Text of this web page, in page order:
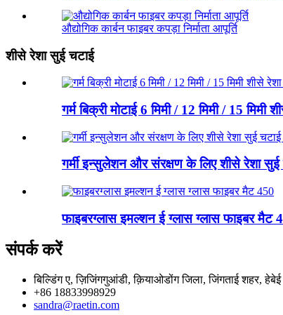
औद्योगिक कार्बन फाइबर कपड़ा निर्माता आपूर्ति
शीसे रेशा सुई चटाई
गर्म बिक्री मोटाई 6 मिमी / 12 मिमी / 15 मिमी
गर्मी इन्सुलेशन और संरक्षण के लिए शीसे रेशा सुई
फाइबरग्लास इमल्शन ई ग्लास ग्लास फाइबर मैट
संपर्क करें
बिल्डिंग ए, ज़िजिंगगुआंडी, क़ियाओडोंग जिला, जिंगताई शहर, हेबेई
+86 18833998929
sandra@raetin.com